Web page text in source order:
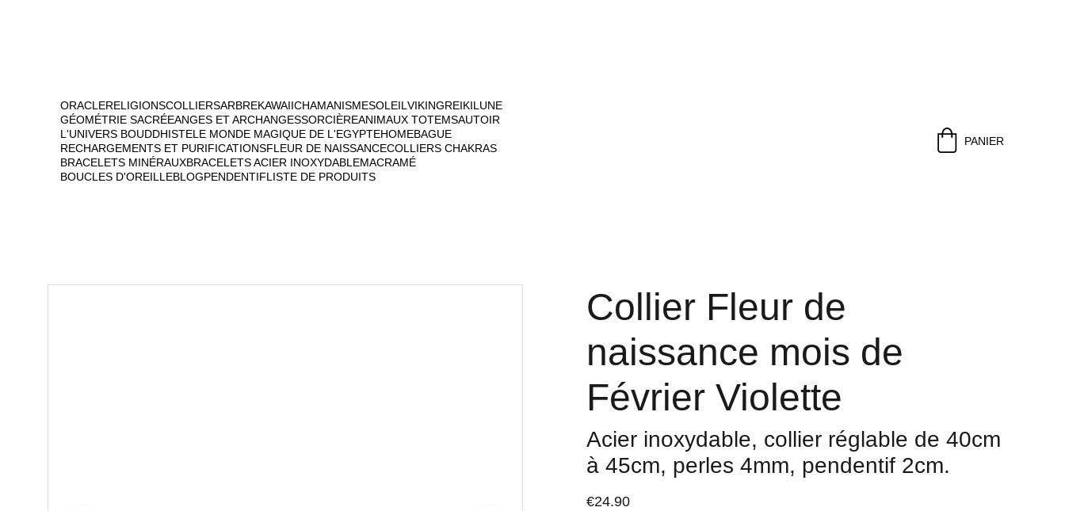
ORACLERELIGIONSCOLLIERSARBREKAWAIICHAMANISMESOLEIL VIKINGREIKILUNE
GÉOMÉTRIE SACRÉEANGES ET ARCHANGESSORCIÈREANIMAUX TOTEMSAUTOIR
L'UNIVERS BOUDDHISTELE MONDE MAGIQUE DE L'EGYPTEHOMEBAGUE
RECHARGEMENTS ET PURIFICATIONSFLEUR DE NAISSANCECOLLIERS CHAKRAS
BRACELETS MINÉRAUXBRACELETS ACIER INOXYDABLEMACRAMÉ
BOUCLES D'OREILLEBLOGPENDENTIFLISTE DE PRODUITS
PANIER
Collier Fleur de
naissance mois de
Février Violette
Acier inoxydable, collier réglable de 40cm
à 45cm, perles 4mm, pendentif 2cm.
€24.90